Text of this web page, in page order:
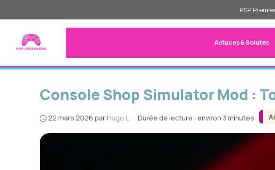
au
contenu
PSP
Astuces & Solutes
Console Shop Simulator Mod :
22 mars 2026 par Hugo L. · Durée de lecture : environ 3 minutes